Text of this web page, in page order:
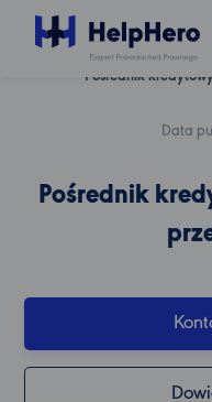
Pośrednik
Data
Pośrednik